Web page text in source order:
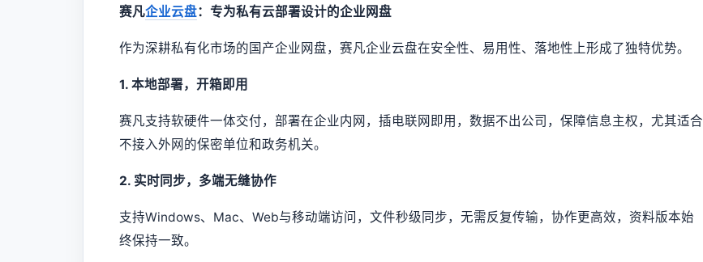
赛凡企业云盘：专为私有云部署设计的企业网盘
作为深耕私有化市场的国产企业网盘，赛凡企业云盘在安全性、易用性、落地性上形成了独特优势。
1. 本地部署，开箱即用
赛凡支持软硬件一体交付，部署在企业内网，插电联网即用，数据不出公司，保障信息主权，尤其适合
不接入外网的保密单位和政务机关。
2. 实时同步，多端无缝协作
支持Windows、Mac、Web与移动端访问，文件秒级同步，无需反复传输，协作更高效，资料版本始
终保持一致。